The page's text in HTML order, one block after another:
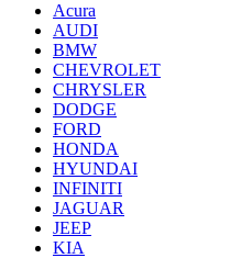
Acura
AUDI
BMW
CHEVROLET
CHRYSLER
DODGE
FORD
HONDA
HYUNDAI
INFINITI
JAGUAR
JEEP
KIA